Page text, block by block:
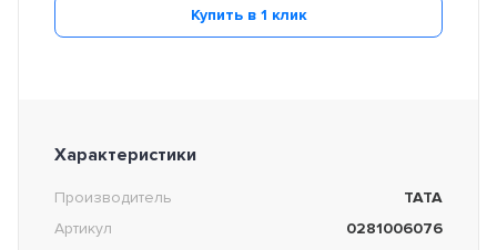
Купить в 1 клик
Характеристики
Производитель
TATA
Артикул
0281006076